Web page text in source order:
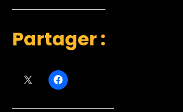
Partager :